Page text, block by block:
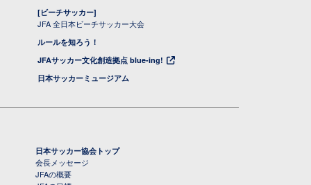
[ビーチサッカー]
JFA 全日本ビーチサッカー大会
ルールを知ろう！
JFAサッカー文化創造拠点 blue-ing!
日本サッカーミュージアム
日本サッカー協会トップ
会長メッセージ
JFAの概要